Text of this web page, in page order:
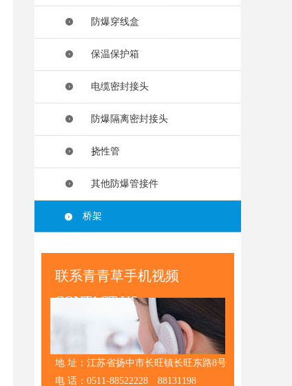
防爆穿线盒
保温保护箱
电缆密封接头
防爆隔离密封接头
挠性管
其他防爆管接件
桥架
联系青青草手机视频
CONTACT US
地 址：江苏省扬中市长旺镇长旺东路8号
电 话：0511-88522228 88131198